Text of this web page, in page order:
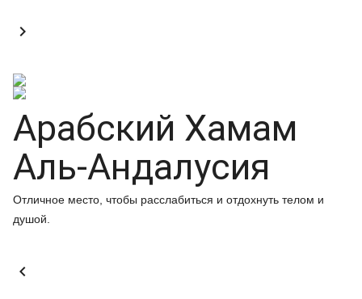

Арабский Хамам
Аль-Андалусия
Отличное место, чтобы расслабиться и отдохнуть телом и
душой.
